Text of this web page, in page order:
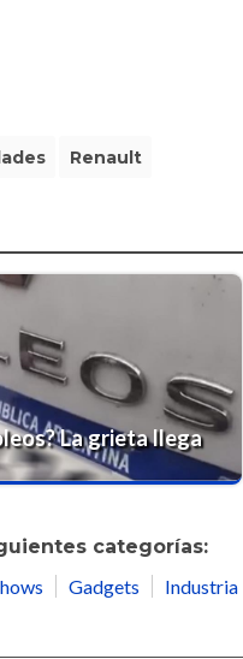
Renault
La grieta llega
categorías:
Gadgets Industria